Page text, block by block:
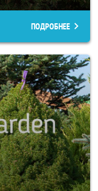
ПОДРОБНЕЕ